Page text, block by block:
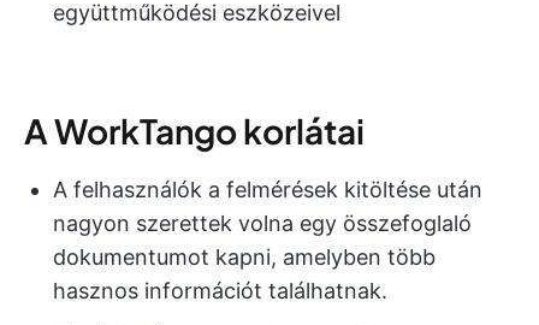
együttműködési eszközeivel
A WorkTango korlátai
A felhasználók a felmérések kitöltése után
nagyon szerettek volna egy összefoglaló
dokumentumot kapni, amelyben több
hasznos információt találhatnak.